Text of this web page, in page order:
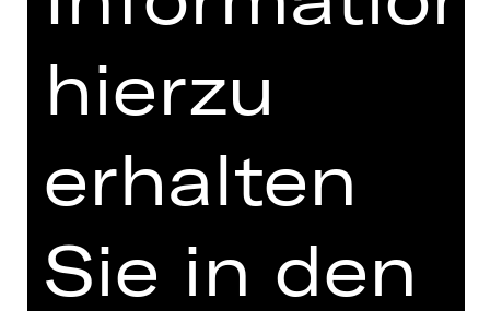
Ballettfreunde Staatstheater
hierzu
erhalten
Sie in den